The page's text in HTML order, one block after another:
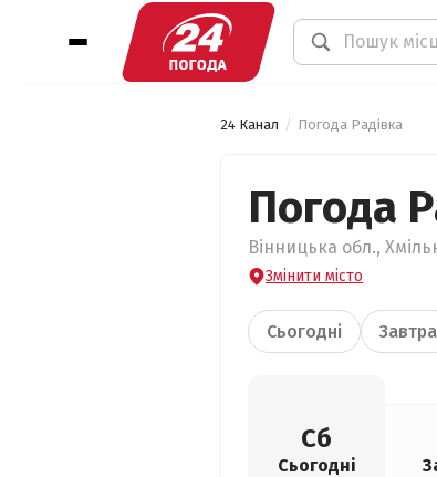
24 Канал Погода Радівка
Погода
Вінницька обл.,
Змінити місто
Сьогодні Завтра
Сб
Сьогодні